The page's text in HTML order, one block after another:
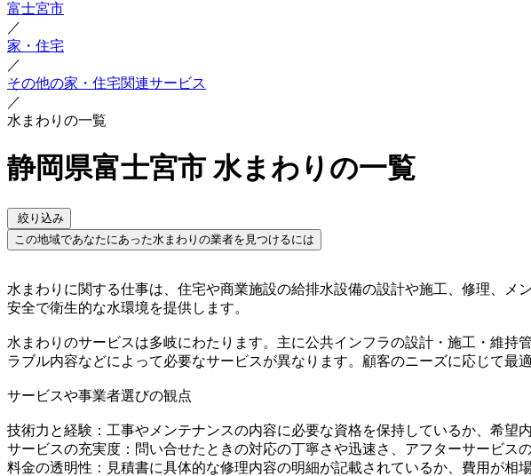
富士宮市
／
家・住宅
／
その他の家・住宅関連サービス
／
水まわりの一覧
静岡県富士宮市 水まわりの一覧
絞り込み
この地域であなたにあった水まわりの業者を見つけるには
水まわりに関する仕事は、住宅や商業施設の給排水設備の設計や施工、修理、
安全で衛生的な水環境を提供します。
水まわりのサービスは多岐にわたります。主に公共インフラの設計・施工・維
ラブル内容などによって必要なサービスが異なります。顧客のニーズに応じて最
サービスや事業者選びの観点
技術力と経験：工事やメンテナンスの内容に必要な資格を保持しているか、希望
サービスの充実度：問い合せたときの対応の丁寧さや迅速さ、アフターサービス
料金の透明性：見積書に具体的な修理内容の明細が記載されているか、費用が相